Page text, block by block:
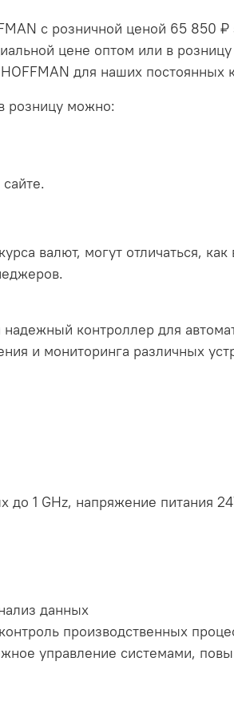
с розничной ценой 65 850
цене оптом или в
для наших постоянных
розницу можно:
валют, могут отличаться,
надежный контроллер для
и мониторинга различных
1 GHz, напряжение питания
данных
производственных
управление системами,